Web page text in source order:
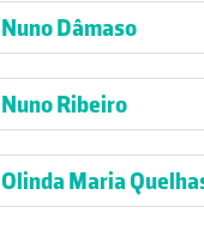
Nuno Dâmaso
Nuno Ribeiro
Olinda Maria